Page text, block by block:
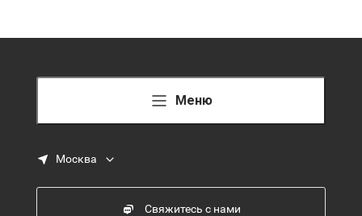
Меню
Москва
Свяжитесь с нами